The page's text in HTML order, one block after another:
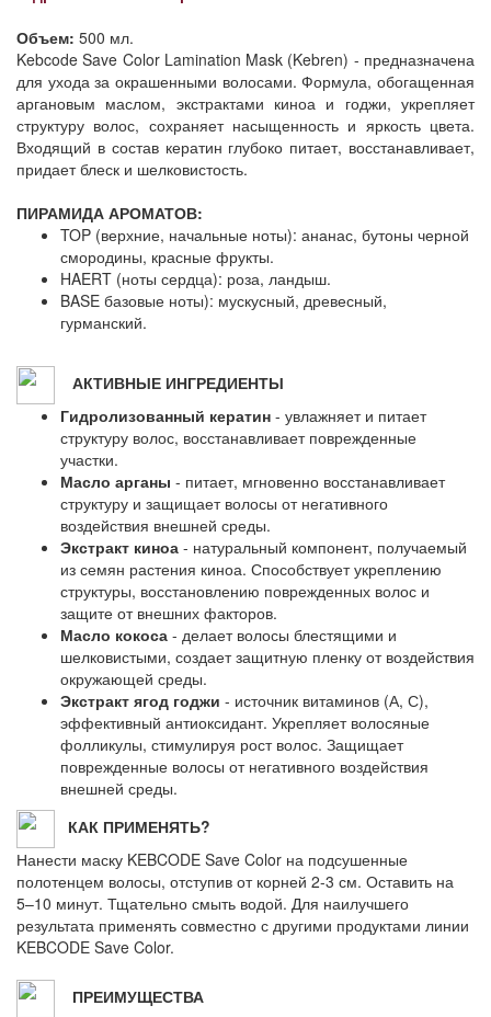
Объем: 500 мл.
Kebcode Save Color Lamination Mask (Kebren) - предназначена
для ухода за окрашенными волосами. Формула, обогащенная
аргановым маслом, экстрактами киноа и годжи, укрепляет
структуру волос, сохраняет насыщенность и яркость цвета.
Входящий в состав кератин глубоко питает, восстанавливает,
придает блеск и шелковистость.
ПИРАМИДА АРОМАТОВ:
TOP (верхние, начальные ноты): ананас, бутоны черной
смородины, красные фрукты.
HAERT (ноты сердца): роза, ландыш.
BASE базовые ноты): мускусный, древесный,
гурманский.
АКТИВНЫЕ ИНГРЕДИЕНТЫ
Гидролизованный кератин - увлажняет и питает
структуру волос, восстанавливает поврежденные
участки.
Масло арганы - питает, мгновенно восстанавливает
структуру и защищает волосы от негативного
воздействия внешней среды.
Экстракт киноа - натуральный компонент, получаемый
из семян растения киноа. Способствует укреплению
структуры, восстановлению поврежденных волос и
защите от внешних факторов.
Масло кокоса - делает волосы блестящими и
шелковистыми, создает защитную пленку от воздействия
окружающей среды.
Экстракт ягод годжи - источник витаминов (А, С),
эффективный антиоксидант. Укрепляет волосяные
фолликулы, стимулируя рост волос. Защищает
поврежденные волосы от негативного воздействия
внешней среды.
КАК ПРИМЕНЯТЬ?
Нанести маску KEBCODE Save Color на подсушенные
полотенцем волосы, отступив от корней 2-3 см. Оставить на
5–10 минут. Тщательно смыть водой. Для наилучшего
результата применять совместно с другими продуктами линии
KEBCODE Save Color.
ПРЕИМУЩЕСТВА